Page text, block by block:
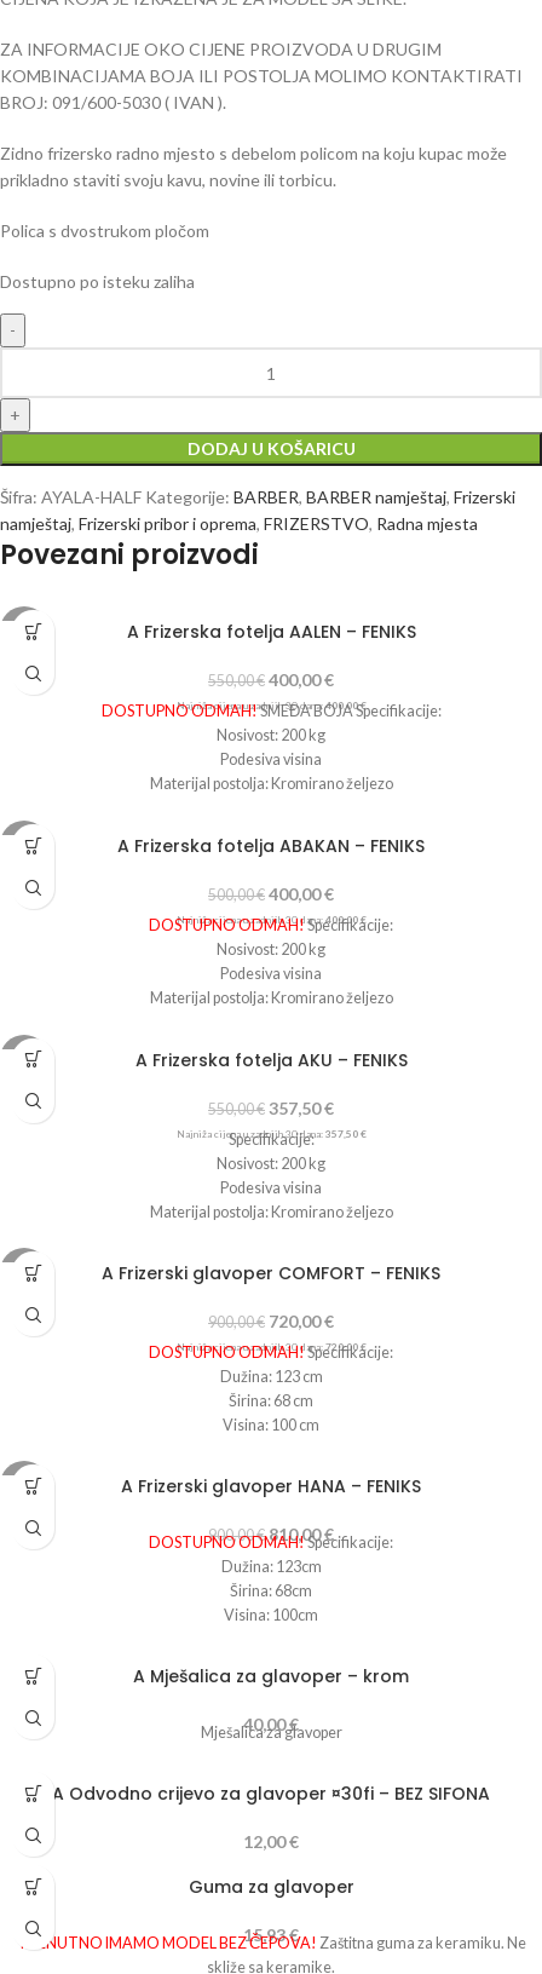
ZA INFORMACIJE OKO CIJENE PROIZVODA U DRUGIM
KOMBINACIJAMA BOJA ILI POSTOLJA MOLIMO KONTAKTIRATI
BROJ: 091/600-5030 ( IVAN ).
Zidno frizersko radno mjesto s debelom policom na koju kupac može
prikladno staviti svoju kavu, novine ili torbicu.
Polica s dvostrukom pločom
Dostupno po isteku zaliha
DODAJ U KOŠARICU
Šifra: AYALA-HALF Kategorije: BARBER, BARBER namještaj, Frizerski
namještaj, Frizerski pribor i oprema, FRIZERSTVO, Radna mjesta
Povezani proizvodi
-27% A Frizerska fotelja AALEN – FENIKS
550,00€ 400,00€
Najniža cijena u zadnjih 30 dana:400,00€
DOSTUPNO ODMAH!SMEĐA BOJA Specifikacije:
Nosivost: 200 kg
Podesiva visina
Materijal postolja: Kromirano željezo
Dužina: 61 cm
Visina: 45-59 cm
-20% A Frizerska fotelja ABAKAN – FENIKS
500,00€ 400,00€
Najniža cijena u zadnjih 30 dana:400,00€
DOSTUPNO ODMAH!Specifikacije:
Nosivost: 200 kg
Podesiva visina
Materijal postolja: Kromirano željezo
Boja presvlake: Crna
Dužina: 63 cm
Visina: 47-61 cm
-35% A Frizerska fotelja AKU – FENIKS
550,00€ 357,50€
Najniža cijena u zadnjih 30 dana: 357,50 €
Specifikacije:
Nosivost: 200 kg
Podesiva visina
Materijal postolja: Kromirano željezo
Boja presvlake: Crna
Širina: 64 cm
Visina: 50-60 cm
-20% A Frizerski glavoper COMFORT – FENIKS
900,00€ 720,00€
Najniža cijena u zadnjih 30 dana:720,00€
DOSTUPNO ODMAH!Specifikacije:
Dužina: 123 cm
Širina: 68 cm
Visina: 100 cm
-10% A Frizerski glavoper HANA – FENIKS
900,00€ 810,00€
DOSTUPNO ODMAH!Specifikacije:
Dužina: 123cm
Širina: 68cm
Visina: 100cm
A Mješalica za glavoper – krom
40,00€
Mješalica za glavoper
A Odvodno crijevo za glavoper ¤30fi – BEZ SIFONA
12,00€
Guma za glavoper
15,93€
TRENUTNO IMAMO MODEL BEZ ČEPOVA! Zaštitna guma za keramiku. Ne
skliže sa keramike.